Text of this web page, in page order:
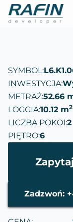
SYMBOL:
INWESTYCJA:
METRAŻ:52.66
LOGGIA:10.12 m2
LICZBA POKOI:2
PIĘTRO:6
Zadzwoń: